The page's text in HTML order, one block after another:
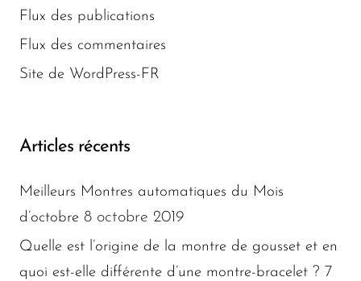
Flux des publications
Flux des commentaires
Site de WordPress-FR
Articles récents
Meilleurs Montres automatiques du Mois
d’octobre 8 octobre 2019
Quelle est l’origine de la montre de gousset et en
quoi est-elle différente d’une montre-bracelet ? 7